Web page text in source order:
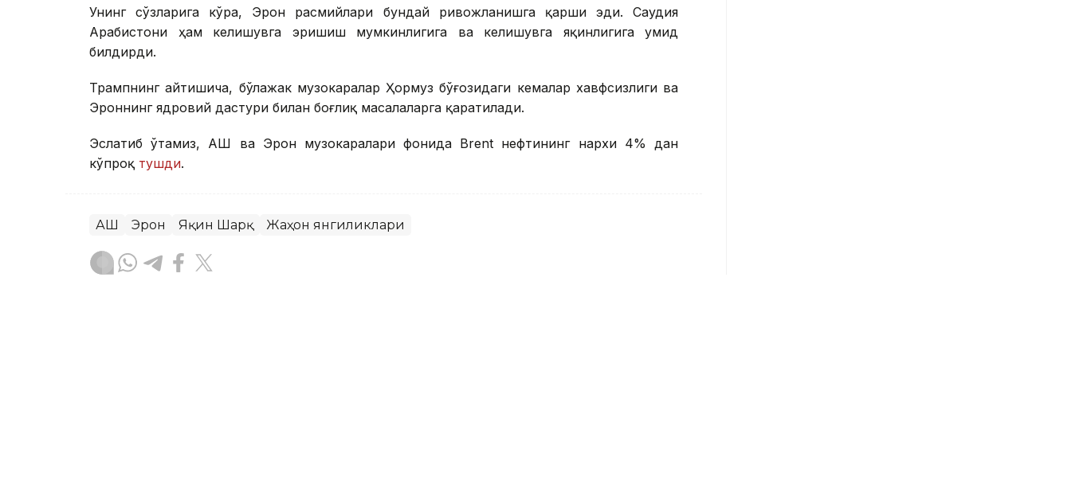
Унинг сўзларига кўра, Эрон расмийлари бундай ривожланишга қарши эди. Саудия
Арабистони ҳам келишувга эришиш мумкинлигига ва келишувга яқинлигига умид
билдирди.
Трампнинг айтишича, бўлажак музокаралар Ҳормуз бўғозидаги кемалар хавфсизлиги ва
Эроннинг ядровий дастури билан боғлиқ масалаларга қаратилади.
Эслатиб ўтамиз, АҚШ ва Эрон музокаралари фонида Brent нефтининг нархи 4% дан
кўпроқ тушди.
АҚШ Эрон Яқин Шарқ Жаҳон янгиликлари